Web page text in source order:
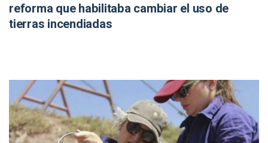
reforma que habilitaba cambiar el uso de
tierras incendiadas